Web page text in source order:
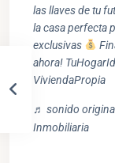
las llaves de tu
la casa perfecta
exclusivas
ahora!
ViviendaPropia
♬ sonido
Inmobiliaria